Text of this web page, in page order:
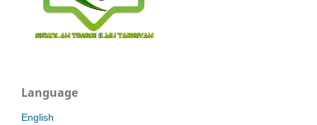
Language
English